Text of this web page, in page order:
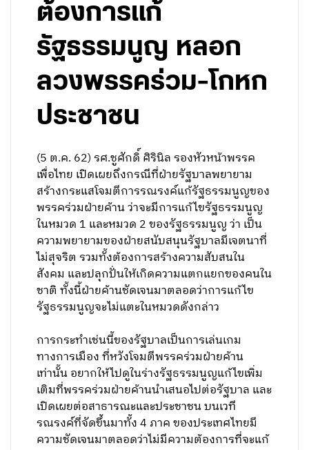
ต้องการแก้
รัฐธรรมนูญ หลอก
ลวงพรรคร่วม-โกหก
ประชาชน
(5 ต.ค. 62) รศ.ชูศักดิ์ ศิรินิล รองหัวหน้าพรรค
เพื่อไทย เปิดเผยถึงกรณีที่ฝ่ายรัฐบาลพยายาม
สร้างกระแสโจมตีการรณรงค์แก้รัฐธรรมนูญของ
พรรคร่วมฝ่ายค้าน ว่าจะมีการแก้ไขรัฐธรรมนูญ
ในหมวด 1 และหมวด 2 ของรัฐธรรมนูญ ว่า เป็น
ความพยายามของฝ่ายสนับสนุนรัฐบาลมีเจตนาที่
ไม่สุจริต รวมทั้งต้องการสร้างความสับสนใน
สังคม และปลุกปั่นให้เกิดความแตกแยกของคนใน
ชาติ ทั้งนี้ฝ่ายค้านชัดเจนมาตลอดว่าการแก้ไข
รัฐธรรมนูญจะไม่แตะในหมวดดังกล่าว
การกระทำเช่นนี้ของรัฐบาลเป็นการเล่นเกม
ทางการเมือง ที่หวังโจมตีพรรคร่วมฝ่ายค้าน
เท่านั้น อยากให้ไปดูในร่างรัฐธรรมนูญแก้ไขเพิ่ม
เติมที่พรรคร่วมฝ่ายค้านนำเสนอไปต่อรัฐบาล และ
เปิดเผยต่อสาธารณะและประชาชน บนเวที
รณรงค์ที่จัดขึ้นมาทั้ง 4 ภาค ของประเทศไทยมี
ความชัดเจนมาตลอดว่าไม่มีความต้องการที่จะแก้